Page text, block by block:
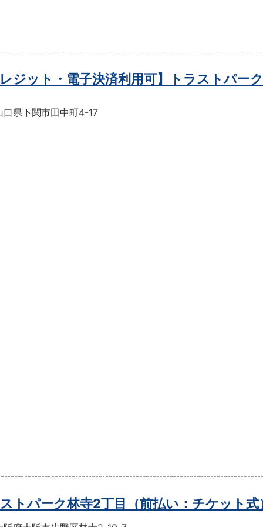
ジット・電子決済利用可】トラストパー
口県下関市田中町4-17
トパーク林寺2丁目（前払い：チケット式